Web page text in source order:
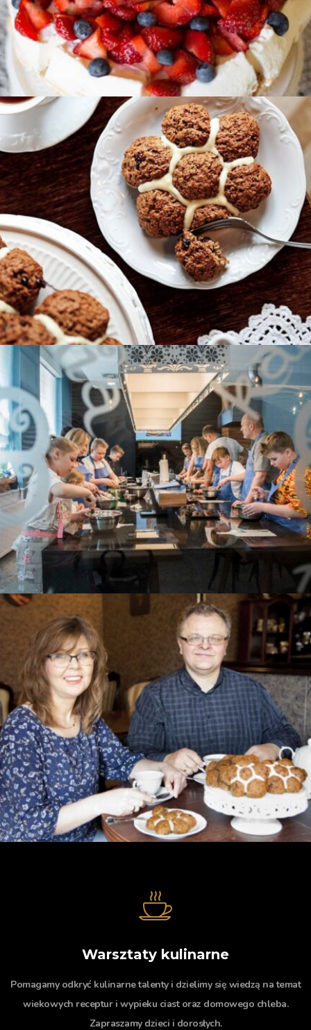
Warsztaty kulinarne
Pomagamy odkryć kulinarne talenty i dzielimy się wiedzą na temat
wiekowych receptur i wypieku ciast oraz domowego chleba.
Zapraszamy dzieci i dorosłych.